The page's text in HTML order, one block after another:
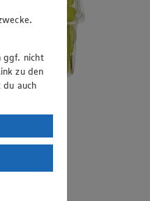
ggf. nicht
zu den
auch
DSGVO
mit
das